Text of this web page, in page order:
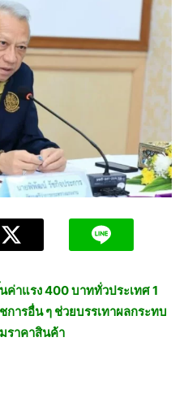
าแรง 400 บาททั่วประเทศ 1
การอื่น ๆ ช่วยบรรเทาผลกระทบ
ราคาสินค้า